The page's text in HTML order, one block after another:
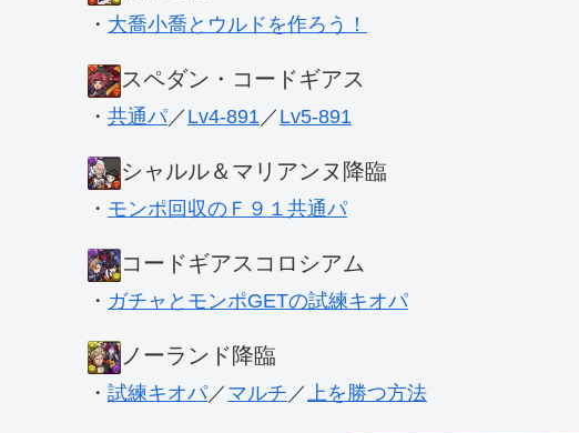
・ 大喬小喬とウルドを作ろう！
スペダン・コードギアス
・ 共通パ／ Lv4-891 ／ Lv5-891
シャルル＆マリアンヌ降臨
・ モンポ回収のＦ９１共通パ
コードギアスコロシアム
・ ガチャとモンポGETの試練キオパ
ノーランド降臨
・ 試練キオパ／ マルチ ／ 上を勝つ方法